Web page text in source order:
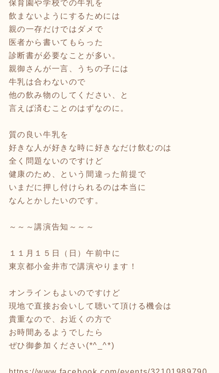
保育園や学校での牛乳を
飲まないようにするためには
親の一存だけではダメで
医者から書いてもらった
診断書が必要なことが多い。
親御さんが一言、うちの子には
牛乳は合わないので
他の飲み物のしてください、と
言えば済むことのはずなのに。
質の良い牛乳を
好きな人が好きな時に好きなだけ飲むのは
全く問題ないのですけど
健康のため、という間違った前提で
いまだに押し付けられるのは本当に
なんとかしたいのです。
～～～講演告知～～～
１１月１５日（日）午前中に
東京都小金井市で講演やります！
オンラインもよいのですけど
現地で直接お会いして聴いて頂ける機会は
貴重なので、お近くの方で
お時間あるようでしたら
ぜひ御参加ください(*^_^*)